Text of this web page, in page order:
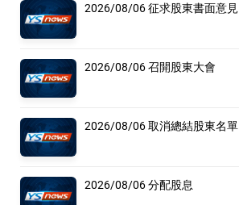
2026/08/06 征求股東書面意見
2026/08/06 召開股東大會
2026/08/06 取消總結股東名單
2026/08/06 分配股息